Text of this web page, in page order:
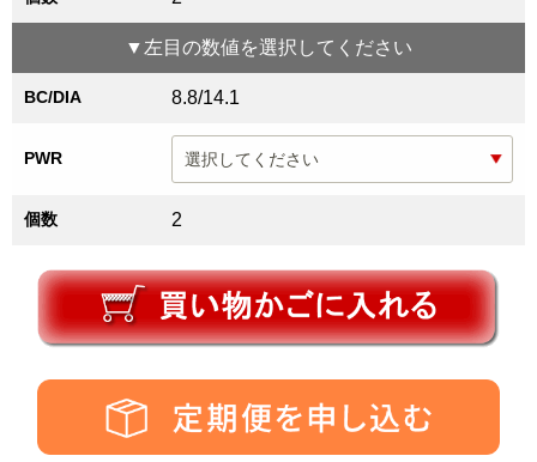
▼ 左目 の数値を選択してください
BC/DIA 8.8/14.1
PWR
個数 2